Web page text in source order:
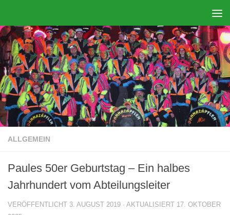
ALLGEMEIN
Paules 50er Geburtstag – Ein halbes
Jahrhundert vom Abteilungsleiter
VERÖFFENTLICHT 3. AUGUST 2019 · AKTUALISIERT 17. OKTOBER